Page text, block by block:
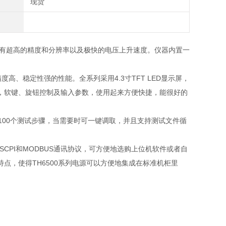
超高的精度和分辨率以及极快的电压上升速度。仪器内置一
高、稳定性强的性能。全系列采用4.3寸TFT LED显示屏，
软键、旋钮控制及输入参数，使用起来方便快捷，能很好的
个测试步骤，当需要时可一键调取，并且支持测试文件循
SCPI和MODBUS通讯协议，可方便地选购上位机软件或者自
点，使得TH6500系列电源可以方便地集成在标准机柜里